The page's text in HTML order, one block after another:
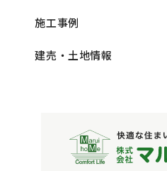
施工事例
建売・土地情報